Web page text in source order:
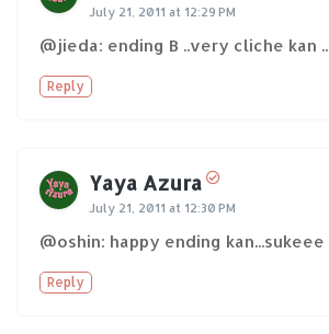
July 21, 2011 at 12:29 PM
@jieda: ending B ..very cliche kan ..
Reply
Yaya Azura
July 21, 2011 at 12:30 PM
@oshin: happy ending kan...sukeee
Reply